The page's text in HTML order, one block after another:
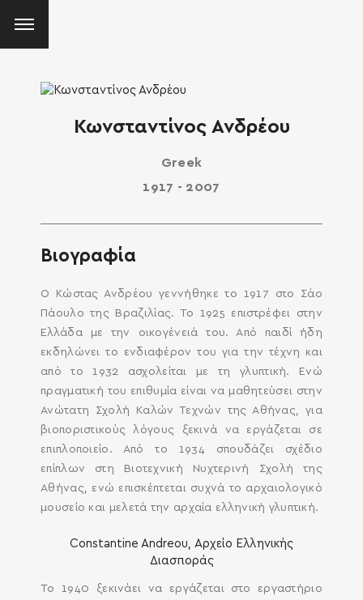
Κωνσταντίνος Ανδρέου
Greek
1917 - 2007
Βιογραφία
Ο Κώστας Ανδρέου γεννήθηκε το 1917 στο Σάο
Πάουλο της Βραζιλίας. Το 1925 επιστρέφει στην
Ελλάδα με την οικογένειά του. Από παιδί ήδη
εκδηλώνει το ενδιαφέρον του για την τέχνη και
από το 1932 ασχολείται με τη γλυπτική. Ενώ
πραγματική του επιθυμία είναι να μαθητεύσει στην
Ανώτατη Σχολή Καλών Τεχνών της Αθήνας, για
βιοποριστικούς λόγους ξεκινά να εργάζεται σε
επιπλοποιείο. Από το 1934 σπουδάζει σχέδιο
επίπλων στη Βιοτεχνική Νυχτερινή Σχολή της
Αθήνας, ενώ επισκέπτεται συχνά το αρχαιολογικό
μουσείο και μελετά την αρχαία ελληνική γλυπτική.
Constantine Andreou, Αρχείο Ελληνικής
Διασποράς
Το 1940 ξεκινάει να εργάζεται στο εργαστήριο